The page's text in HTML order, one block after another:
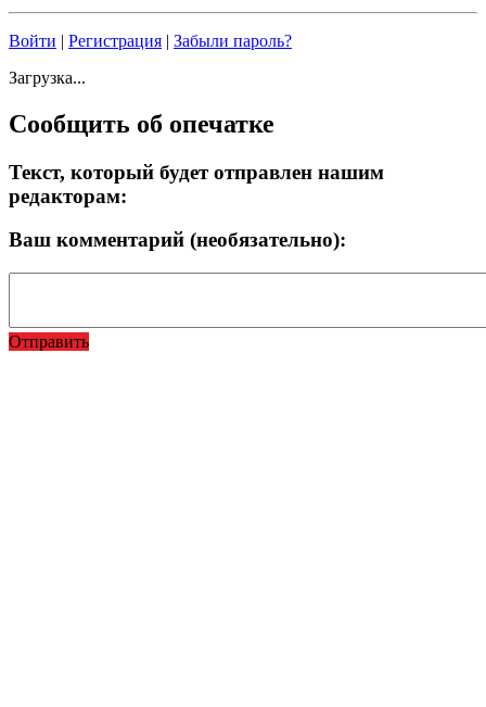
Войти | Регистрация | Забыли пароль?
Загрузка...
Сообщить об опечатке
Текст, который будет отправлен нашим
редакторам:
Ваш комментарий (необязательно):
Отправить